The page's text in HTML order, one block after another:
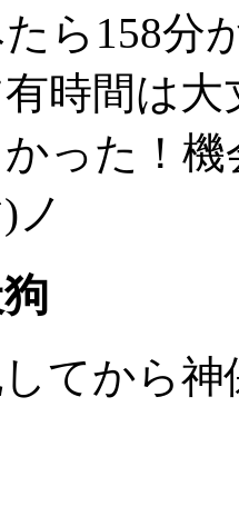
ら158分
時間は
った！
ノ
てから